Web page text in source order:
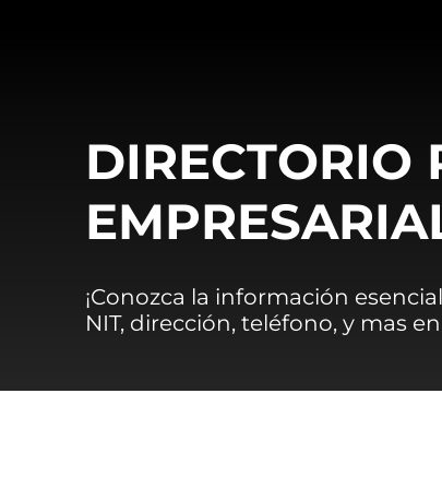
DIRECTORIO
¡Conozca la información
NIT, dirección, teléfono, y mas